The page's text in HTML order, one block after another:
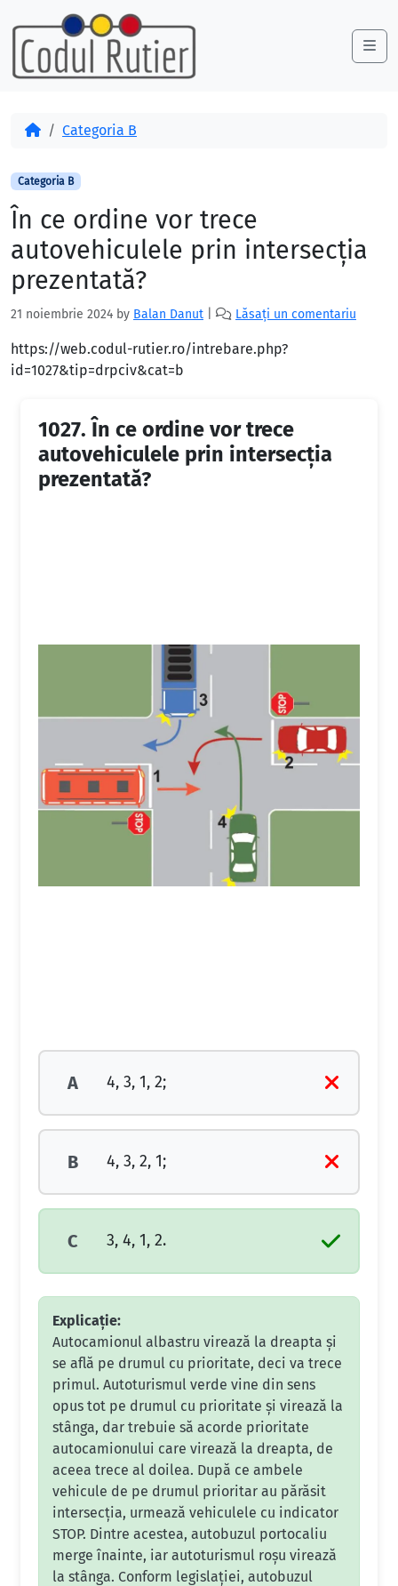
Skip to content
Skip to footer
AcasăCategoria B
Categoria B
În ce ordine vor trece
autovehiculele prin intersecţia
prezentată?
21 noiembrie 2024 by Balan Danut Lăsați un comentariu
https://web.codul-rutier.ro/intrebare.php?
id=1027&tip=drpciv&cat=b
1027. În ce ordine vor trece
autovehiculele prin intersecţia
prezentată?
A 4, 3, 1, 2;
B 4, 3, 2, 1;
C 3, 4, 1, 2.
Explicație:
Autocamionul albastru virează la dreapta și
se află pe drumul cu prioritate, deci va trece
primul. Autoturismul verde vine din sens
opus tot pe drumul cu prioritate și virează la
stânga, dar trebuie să acorde prioritate
autocamionului care virează la dreapta, de
aceea trece al doilea. După ce ambele
vehicule de pe drumul prioritar au părăsit
intersecția, urmează vehiculele cu indicator
STOP. Dintre acestea, autobuzul portocaliu
merge înainte, iar autoturismul roșu virează
la stânga. Conform legislației, autobuzul